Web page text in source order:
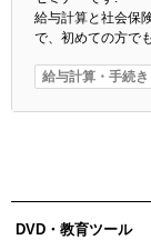
給与計算と社会保
で、初めての方で
給与計算・手続き
DVD・教育ツール